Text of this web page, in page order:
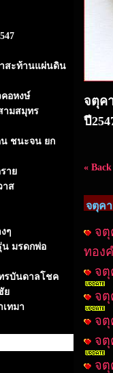
สะท้านแผ่นดิน
อหงษ์
ามสมุทร
ชนะจน ยก
าย
าส
ๆ
น มรดกพ่อ
รบันดาลโชค
ย
ทมา
จตุค
ปี
« Back
จตุค
จตุ
ทอง
จตุ
จตุ
จตุ
จตุ
จตุ